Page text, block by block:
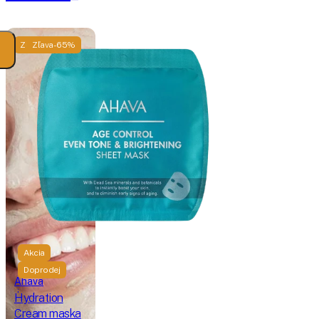
Zľava -65%
Ahava
Hydration
Cream maska
Zľava -65%
Akcia
Doprodej
Ahava
Age